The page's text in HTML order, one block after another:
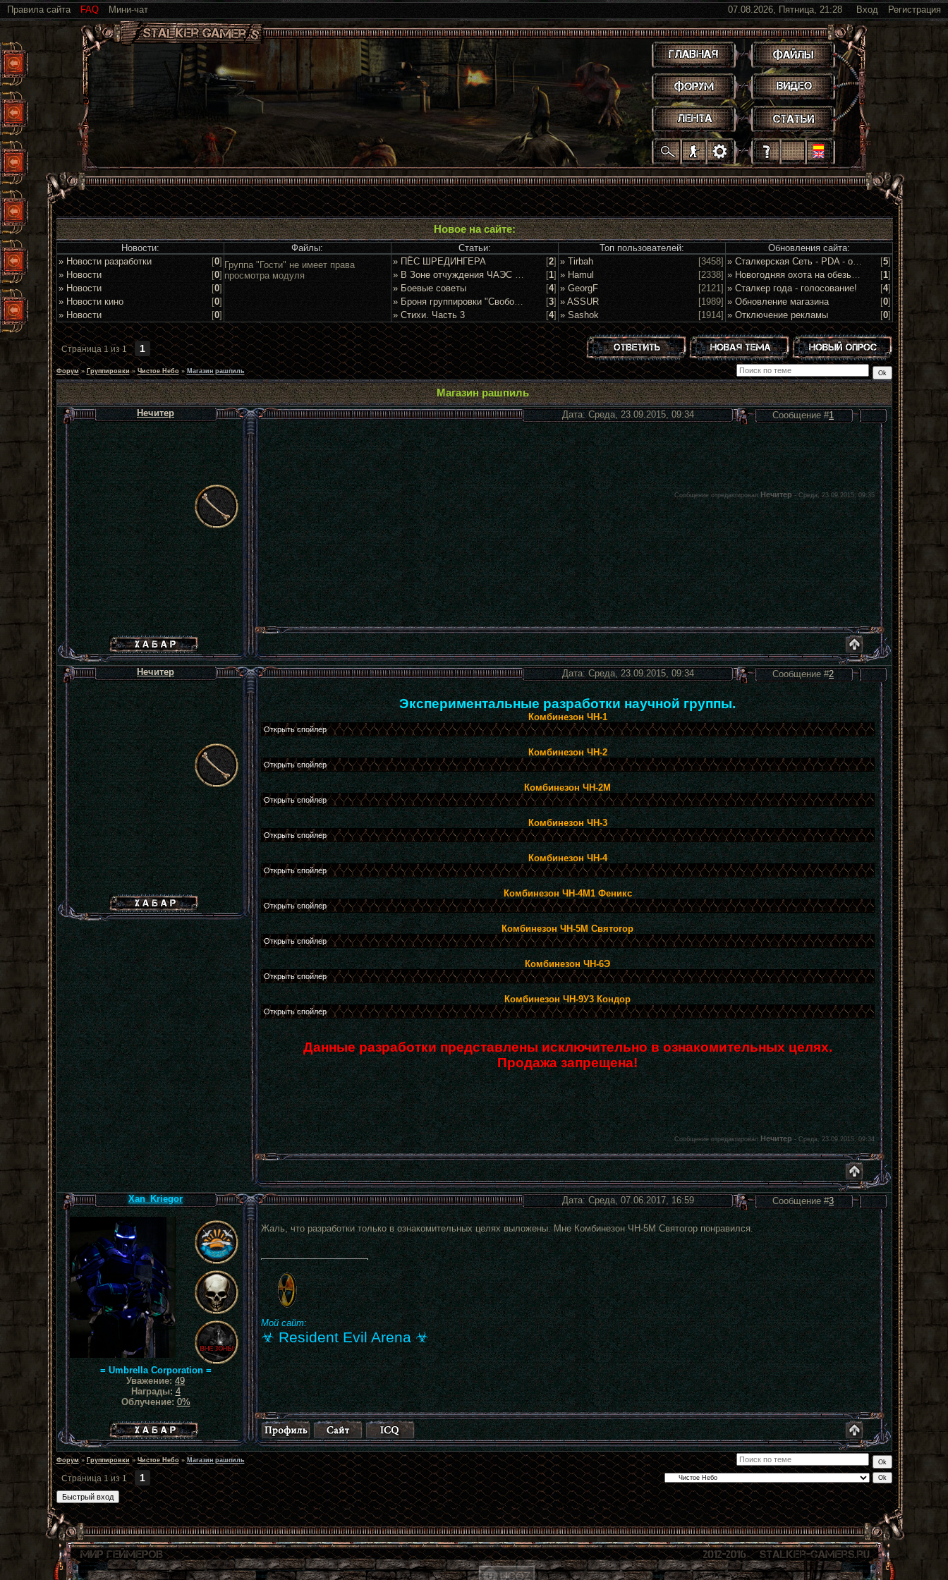
Правила сайта FAQ Мини-чат Вход Регистрация
07.08.2026, Пятница, 21:28
.
.
.
.
.
.
. . . . .
Новое на сайте:
Новости: Файлы: Статьи: Топ пользователей:
Обновления сайта:
» Новости разработки
[0]
» Новости
[0]
» Новости
[0]
» Новости кино
[0]
» Новости
[0]
Группа "Гости" не имеет права
просмотра модуля
» ПЁС ШРЕДИНГЕРА [2]
» В Зоне отчуждения ЧАЭС задержан очередной сталкер
[1]
» Боевые советы
[4]
» Броня группировки "Свобода"
[3]
» Стихи. Часть 3
[4]
» Tirbah
[3458]
» Hamul
[2338]
» GeorgF
[2121]
» ASSUR
[1989]
» Sashok
[1914]
» Сталкерская Сеть - PDA - обсуждение и предложения [5]
» Новогодняя охота на обезьян 2016!
[1]
» Сталкер года - голосование!
[4]
» Обновление магазина
[0]
» Отключение рекламы
[0]
Страница1из1 1
Форум » Группировки » Чистое Небо » Магазин рашпиль
Магазин рашпиль
Дата: Среда, 23.09.2015, 09:34 Сообщение #1
Сообщение отредактировалНечитер-Среда, 23.09.2015, 09:35
Нечитер
Хабар сталкера
Дата: Среда, 23.09.2015, 09:34 Сообщение #2
Экспериментальные разработки научной группы.
Комбинезон ЧН-1
Комбинезон ЧН-2
Комбинезон ЧН-2М
Комбинезон ЧН-3
Комбинезон ЧН-4
Комбинезон ЧН-4М1 Феникс
Комбинезон ЧН-5М Святогор
Комбинезон ЧН-6Э
Комбинезон ЧН-9У3 Кондор
Данные разработки представлены исключительно в ознакомительных целях.
Продажа запрещена!
Сообщение отредактировалНечитер-Среда, 23.09.2015, 09:34
Нечитер
Хабар сталкера
Дата: Среда, 07.06.2017, 16:59 Сообщение #3
Жаль, что разработки только в ознакомительных целях выложены. Мне Комбинезон ЧН-5М Святогор понравился.
Мой сайт:
☣ Resident Evil Arena ☣
Xan_Kriegor
= Umbrella Corporation =
Уважение: 49
Награды: 4
Облучение:0%
Хабар сталкера
Форум » Группировки » Чистое Небо » Магазин рашпиль
Страница1из1 1